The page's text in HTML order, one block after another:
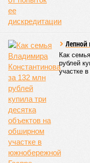
Лепной
Как
рублей
участке